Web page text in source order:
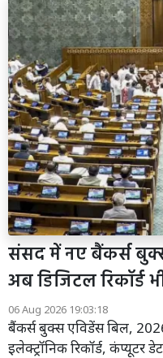
संसद में नए बैंकर्स
अब डिजिटल रिकॉर्ड
06 Aug 2026 19:03:18
बैंकर्स बुक्स एविडेंस बिल,
इलेक्ट्रॉनिक रिकॉर्ड, कंप्यूटर